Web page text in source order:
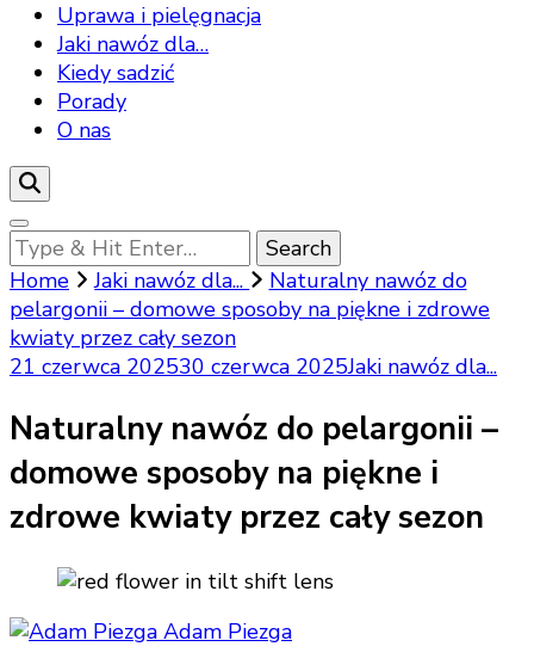
Uprawa i pielęgnacja
Jaki nawóz dla…
Kiedy sadzić
Porady
O nas
Looking
for
Something?
Home Jaki nawóz dla...
Naturalny nawóz do
pelargonii – domowe sposoby na piękne i zdrowe
kwiaty przez cały sezon
21 czerwca 202530 czerwca 2025Jaki nawóz dla...
Naturalny nawóz do pelargonii –
domowe sposoby na piękne i
zdrowe kwiaty przez cały sezon
Adam Piezga